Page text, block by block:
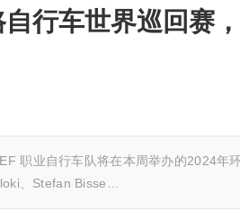
行车世界巡回赛
职业自行车队将在本周举办的2024年
、Stefan Bisse…